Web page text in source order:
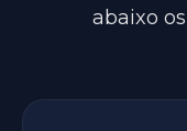
abaixo